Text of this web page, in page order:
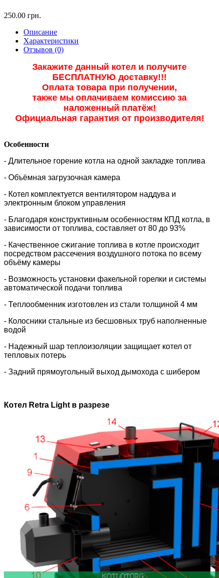
250.00 грн.
Описание
Характеристики
Отзывов (0)
Закажите данный котел и получите
БЕСПЛАТНУЮ доставку!!!
Оплата товара при получении,
также мы оплачиваем комиссию за
наложенный платёж!
Официальная гарантия от производителя!
Особенности
- Длительное горение котла на одной закладке топлива
- Объёмная загрузочная камера
- Котел комплектуется вентилятором наддува и
электронным блоком управления
- Благодаря конструктивным особенностям КПД котла, в
зависимости от топлива, составляет от 80 до 93%
- Качественное сжигание топлива в котле происходит
посредством рассечения воздушного потока по всему
объёму камеры
- Возможность установки факельной горелки и системы
автоматической подачи топлива
- Теплообменник изготовлен из стали толщиной 4 мм
- Колосники стальные из бесшовных труб наполненные
водой
- Надежный шар теплоизоляции защищает котел от
тепловых потерь
- Задний прямоугольный выход дымохода с шибером
Котел Retra Light в разрезе